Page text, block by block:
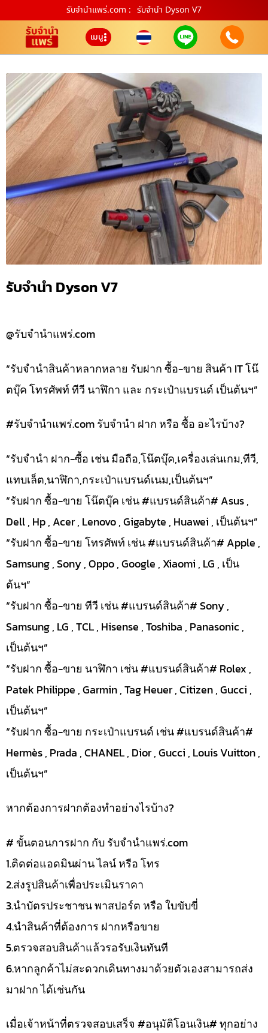
รับจํานําแพร่.com : รับจำนำ Dyson V7
เมนู
รับจำนำ Dyson V7
@รับจำนำแพร่.com
“รับจำนำสินค้าหลากหลาย รับฝาก ซื้อ-ขาย สินค้า IT โน๊
ตบุ๊ค โทรศัพท์ ทีวี นาฬิกา และ กระเป๋าแบรนด์ เป็นต้นฯ”
#รับจํานําแพร่.com รับจำนำ ฝาก หรือ ซื้อ อะไรบ้าง?
“รับจำนำ ฝาก-ซื้อ เช่น มือถือ,โน๊ตบุ๊ค,เครื่องเล่นเกม,ทีวี,
แทบเล็ต,นาฬิกา,กระเป๋าแบรนด์เนม,เป็นต้นฯ”
“รับฝาก ซื้อ-ขาย โน๊ตบุ๊ค เช่น #แบรนด์สินค้า# Asus ,
Dell , Hp , Acer , Lenovo , Gigabyte , Huawei , เป็นต้นฯ”
“รับฝาก ซื้อ-ขาย โทรศัพท์ เช่น #แบรนด์สินค้า# Apple ,
Samsung , Sony , Oppo , Google , Xiaomi , LG , เป็น
ต้นฯ”
“รับฝาก ซื้อ-ขาย ทีวี เช่น #แบรนด์สินค้า# Sony ,
Samsung , LG , TCL , Hisense , Toshiba , Panasonic ,
เป็นต้นฯ”
“รับฝาก ซื้อ-ขาย นาฬิกา เช่น #แบรนด์สินค้า# Rolex ,
Patek Philippe , Garmin , Tag Heuer , Citizen , Gucci ,
เป็นต้นฯ”
“รับฝาก ซื้อ-ขาย กระเป๋าแบรนด์ เช่น #แบรนด์สินค้า#
Hermès , Prada , CHANEL , Dior , Gucci , Louis Vuitton ,
เป็นต้นฯ”
หากต้องการฝากต้องทำอย่างไรบ้าง?
# ขั้นตอนการฝาก กับ รับจำนำแพร่.com
1.ติดต่อแอดมินผ่าน ไลน์ หรือ โทร
2.ส่งรูปสินค้าเพื่อประเมินราคา
3.นำบัตรประชาชน พาสปอร์ต หรือ ใบขับขี่
4.นำสินค้าที่ต้องการ ฝากหรือขาย
5.ตรวจสอบสินค้าแล้วรอรับเงินทันที
6.หากลูกค้าไม่สะดวกเดินทางมาด้วยตัวเองสามารถส่ง
มาฝาก ได้เช่นกัน
เมื่อเจ้าหน้าที่ตรวจสอบเสร็จ #อนุมัติโอนเงิน# ทุกอย่าง